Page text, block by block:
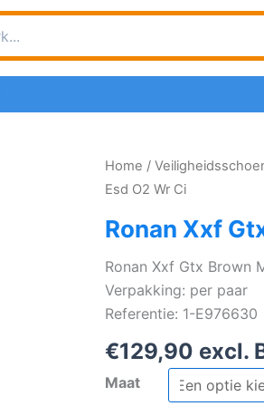
Home /
Esd O2 Wr Ci
Ronan Xxf
Ronan Xxf Gtx Brown
Verpakking: per paar
Referentie: 1-E976630
€129,90 excl.
Maat